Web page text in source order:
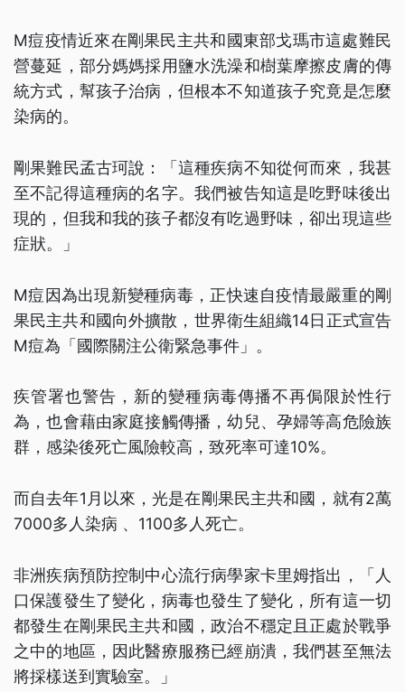
M痘疫情近來在剛果民主共和國東部戈瑪市這處難民
營蔓延，部分媽媽採用鹽水洗澡和樹葉摩擦皮膚的傳
統方式，幫孩子治病，但根本不知道孩子究竟是怎麼
染病的。
剛果難民孟古珂說：「這種疾病不知從何而來，我甚
至不記得這種病的名字。我們被告知這是吃野味後出
現的，但我和我的孩子都沒有吃過野味，卻出現這些
症狀。」
M痘因為出現新變種病毒，正快速自疫情最嚴重的剛
果民主共和國向外擴散，世界衛生組織14日正式宣告
M痘為「國際關注公衛緊急事件」。
疾管署也警告，新的變種病毒傳播不再侷限於性行
為，也會藉由家庭接觸傳播，幼兒、孕婦等高危險族
群，感染後死亡風險較高，致死率可達10%。
而自去年1月以來，光是在剛果民主共和國，就有2萬
7000多人染病 、1100多人死亡。
非洲疾病預防控制中心流行病學家卡里姆指出，「人
口保護發生了變化，病毒也發生了變化，所有這一切
都發生在剛果民主共和國，政治不穩定且正處於戰爭
之中的地區，因此醫療服務已經崩潰，我們甚至無法
將採樣送到實驗室。」